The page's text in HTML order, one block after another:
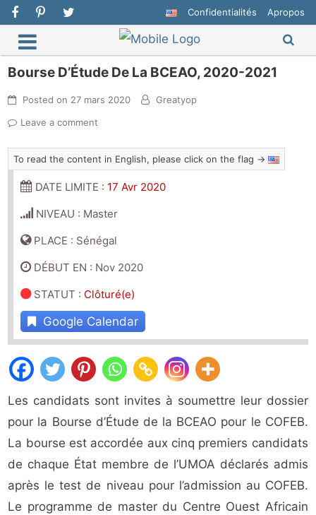
Confidentialités Apropos
Bourse D’Étude De La BCEAO, 2020-2021
Posted on 27 mars 2020
Greatyop
Leave a comment
To read the content in English, please click on the flag →
DATE LIMITE : 17 Avr 2020
NIVEAU : Master
PLACE : Sénégal
DÉBUT EN : Nov 2020
STATUT : Clôturé(e)
Google Calendar
Les candidats sont invites à soumettre leur dossier
pour la Bourse d’Étude de la BCEAO pour le COFEB.
La bourse est accordée aux cinq premiers candidats
de chaque État membre de l’UMOA déclarés admis
après le test de niveau pour l’admission au COFEB.
Le programme de master du Centre Ouest Africain